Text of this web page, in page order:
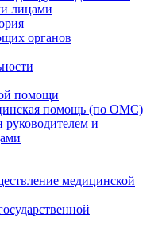
лицами
органов
помощи
помощь (по ОМС)
руководителем и
медицинской